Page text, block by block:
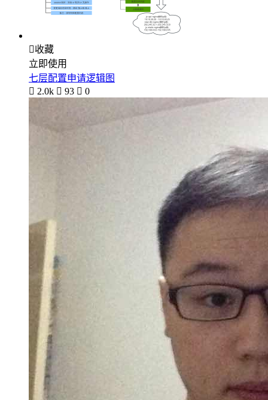
收藏
立即使用
七层配置申请逻辑图
 2.0k  93  0